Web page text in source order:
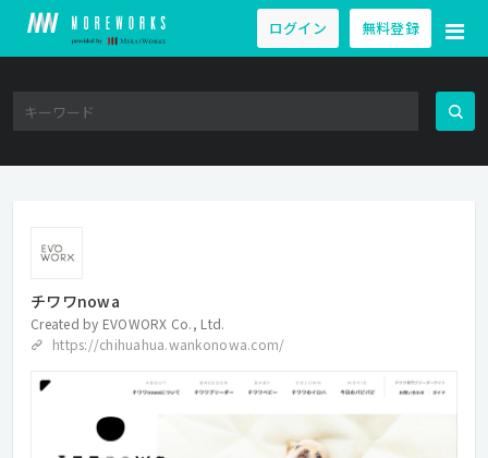
ログイン 無料登録
チワワnowa
Created by EVOWORX Co., Ltd.
https://chihuahua.wankonowa.com/